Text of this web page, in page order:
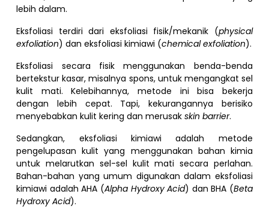
lebih dalam.
Eksfoliasi terdiri dari eksfoliasi fisik/mekanik (physical
exfoliation) dan eksfoliasi kimiawi (chemical exfoliation).
Eksfoliasi secara fisik menggunakan benda-benda
bertekstur kasar, misalnya spons, untuk mengangkat sel
kulit mati. Kelebihannya, metode ini bisa bekerja
dengan lebih cepat. Tapi, kekurangannya berisiko
menyebabkan kulit kering dan merusakskin barrier.
Sedangkan, eksfoliasi kimiawi adalah metode
pengelupasan kulit yang menggunakan bahan kimia
untuk melarutkan sel-sel kulit mati secara perlahan.
Bahan-bahan yang umum digunakan dalam eksfoliasi
kimiawi adalah AHA (Alpha Hydroxy Acid) dan BHA (Beta
Hydroxy Acid).